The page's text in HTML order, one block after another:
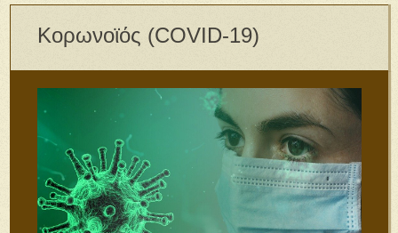
Κορωνοϊός (COVID-19)